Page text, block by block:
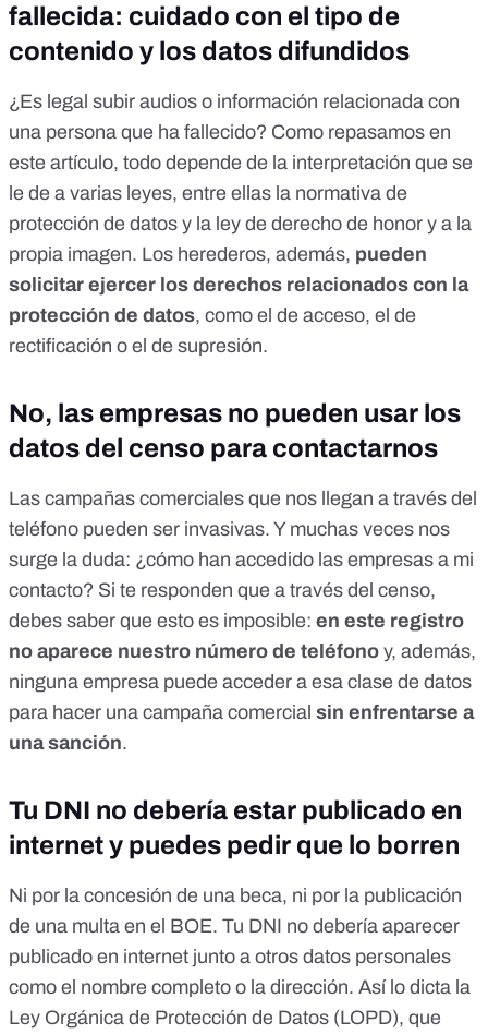
fallecida: cuidado con el tipo de
contenido y los datos difundidos
¿Es legal subir audios o información relacionada con
una persona que ha fallecido? Como repasamos en
este artículo, todo depende de la interpretación que se
le de a varias leyes, entre ellas la normativa de
protección de datos y la ley de derecho de honor y a la
propia imagen. Los herederos, además, pueden
solicitar ejercer los derechos relacionados con la
protección de datos, como el de acceso, el de
rectificación o el de supresión.
No, las empresas no pueden usar los
datos del censo para contactarnos
Las campañas comerciales que nos llegan a través del
teléfono pueden ser invasivas. Y muchas veces nos
surge la duda: ¿cómo han accedido las empresas a mi
contacto? Si te responden que a través del censo,
debes saber que esto es imposible: en este registro
no aparece nuestro número de teléfono y, además,
ninguna empresa puede acceder a esa clase de datos
para hacer una campaña comercial sin enfrentarse a
una sanción.
Tu DNI no debería estar publicado en
internet y puedes pedir que lo borren
Ni por la concesión de una beca, ni por la publicación
de una multa en el BOE. Tu DNI no debería aparecer
publicado en internet junto a otros datos personales
como el nombre completo o la dirección. Así lo dicta la
Ley Orgánica de Protección de Datos (LOPD), que